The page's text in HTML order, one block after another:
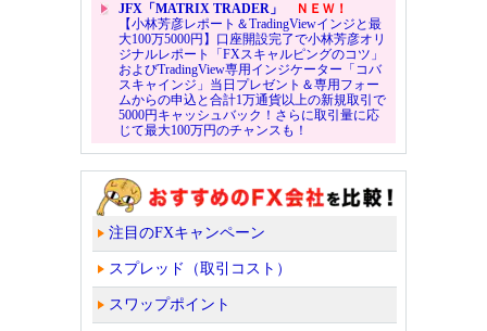
JFX「MATRIX TRADER」
ＮＥＷ！
【小林芳彦レポート＆TradingViewインジと最
大100万5000円】口座開設完了で小林芳彦オリ
ジナルレポート「FXスキャルピングのコツ」
およびTradingView専用インジケーター「コバ
スキャインジ」当日プレゼント＆専用フォー
ムからの申込と合計1万通貨以上の新規取引で
5000円キャッシュバック！さらに取引量に応
じて最大100万円のチャンスも！
注目のFXキャンペーン
スプレッド（取引コスト）
スワップポイント